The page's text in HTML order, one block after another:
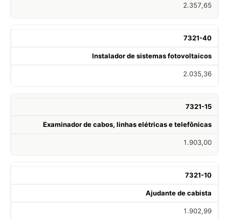
2.357,65
7321-40
Instalador de sistemas fotovoltaicos
2.035,36
7321-15
Examinador de cabos, linhas elétricas e telefônicas
1.903,00
7321-10
Ajudante de cabista
1.902,99